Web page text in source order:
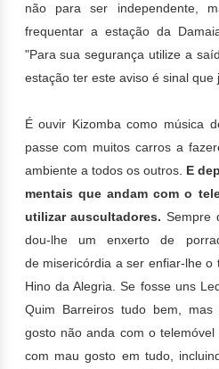
não para ser independente,
frequentar a estação da
"Para sua segurança utilize a
estação ter este aviso é sinal que
É ouvir Kizomba como música
passe com muitos carros a
ambiente a todos os outros. E
mentais que andam com o
utilizar auscultadores. Sempre
dou-lhe um enxerto de
de misericórdia a ser enfiar-lhe
Hino da Alegria. Se fosse uns
Quim Barreiros tudo bem,
gosto não anda com o
com mau gosto em tudo,